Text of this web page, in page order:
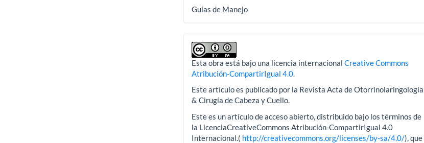
Guías de Manejo
Esta obra está bajo una licencia internacionalCreative Commons
Atribución-CompartirIgual 4.0
Este artículo es publicado por la Revista Acta de Otorrinolaringología
& Cirugía de Cabeza y Cuello.
Este es un artículo de acceso abierto, distribuido bajo los términos de
la LicenciaCreativeCommons Atribución-CompartirIgual 4.0
Internacional.( http://creativecommons.org/licenses/by-sa/4.0/), que